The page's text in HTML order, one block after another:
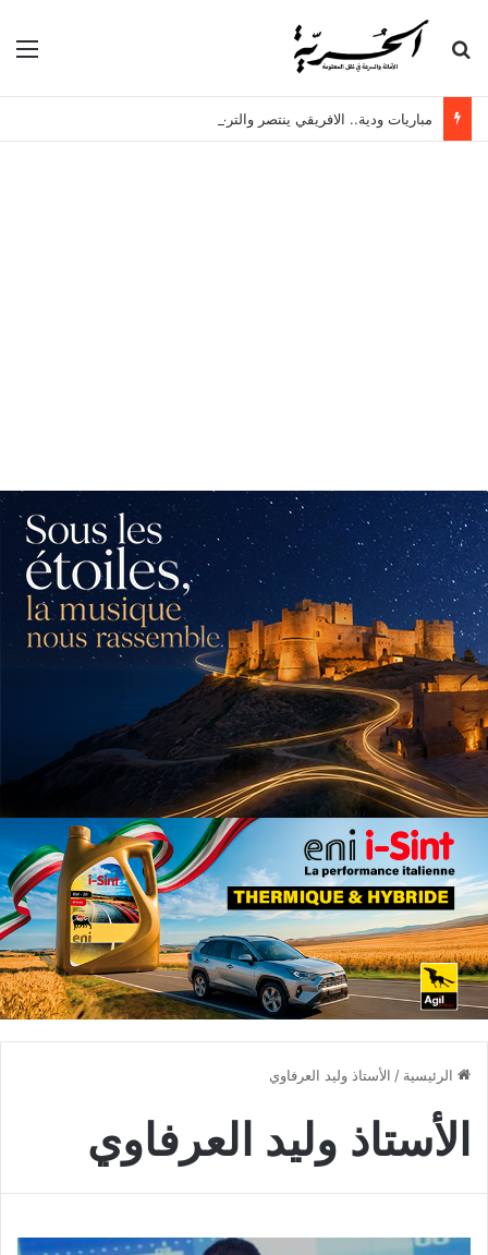
بحث عن
مباريات ودية.. الافريقي ينتصر والترجي ينهزم
الرئيسية / الأستاذ وليد العرفاوي
الأستاذ وليد العرفاوي